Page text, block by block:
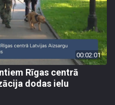
00:02:01
Rīgas centrā
dodas ielu